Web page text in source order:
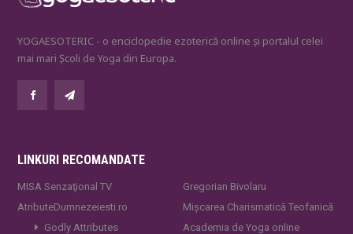
YOGAESOTERIC - o enciclopedie ezoterică online și portalul celei
mai mari Școli de Yoga din Europa.
LINKURI RECOMANDATE
MISA Senzaţional TV
AtributeDumnezeiesti.ro
Godly Attributes
Gregorian Bivolaru
Mișcarea Charismatică Teofanică
Academia de Yoga online